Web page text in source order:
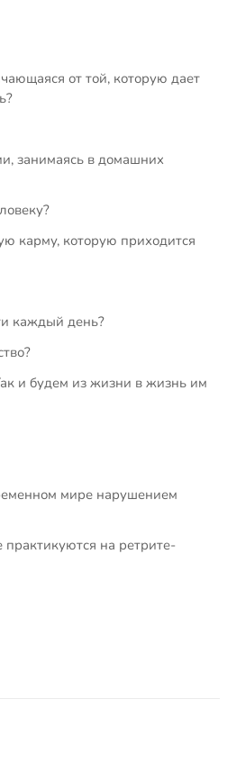
от той, которую дает
занимаясь в домашних
карму, которую приходится
каждый день?
и будем из жизни в жизнь им
мире нарушением
практикуются на ретрите-